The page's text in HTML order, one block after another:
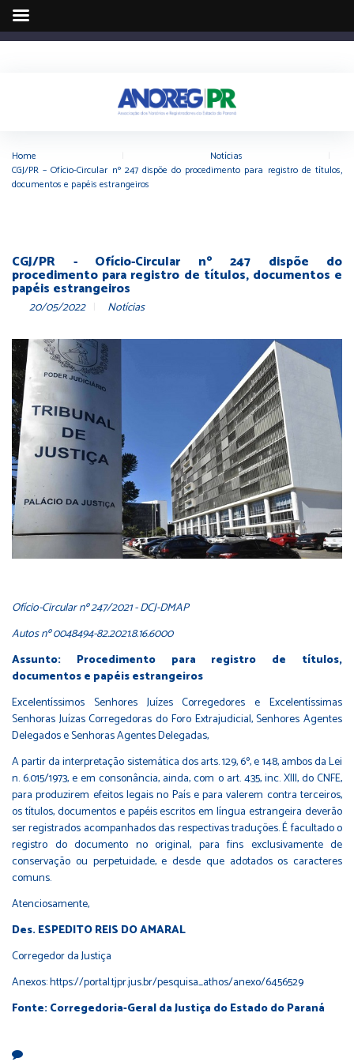
Home Notícias
CGJ/PR – Ofício-Circular nº 247 dispõe do procedimento para registro de títulos,
documentos e papéis estrangeiros
CGJ/PR - Ofício-Circular nº 247 dispõe do
procedimento para registro de títulos, documentos e
papéis estrangeiros
20/05/2022 Notícias
Ofício-Circular nº 247/2021 - DCJ-DMAP
Autos nº 0048494-82.2021.8.16.6000
Assunto: Procedimento para registro de títulos,
documentos e papéis estrangeiros
Excelentíssimos Senhores Juízes Corregedores e Excelentíssimas
Senhoras Juízas Corregedoras do Foro Extrajudicial, Senhores Agentes
Delegados e Senhoras Agentes Delegadas,
A partir da interpretação sistemática dos arts. 129, 6º, e 148, ambos da Lei
n. 6.015/1973, e em consonância, ainda, com o art. 435, inc. XIII, do CNFE,
para produzirem efeitos legais no País e para valerem contra terceiros,
os títulos, documentos e papéis escritos em língua estrangeira deverão
ser registrados acompanhados das respectivas traduções. É facultado o
registro do documento no original, para fins exclusivamente de
conservação ou perpetuidade, e desde que adotados os caracteres
comuns.
Atenciosamente,
Des. ESPEDITO REIS DO AMARAL
Corregedor da Justiça
Anexos:https://portal.tjpr.jus.br/pesquisa_athos/anexo/6456529
Fonte: Corregedoria-Geral da Justiça do Estado do Paraná